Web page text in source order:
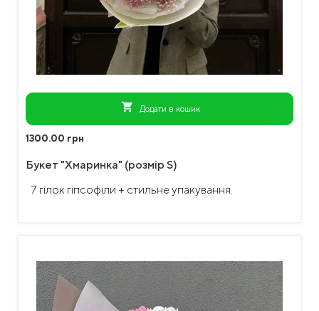
shopping_cart Додати в кошик
1300.00 грн
Букет "Хмаринка" (розмір S)
7 гілок гіпсофіли + стильне упакування.